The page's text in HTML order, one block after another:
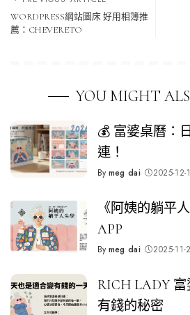
WORDPRESS網站圖床 好用相簿推
薦：CHEVERETO
YOU MIGHT
💰 富婆桌曆：
連！
Posted
By meg dai 2025-12-
《阿姨的躺平
APP
Posted
By meg dai 2025-11-
RICH LADY
有錢的秘密